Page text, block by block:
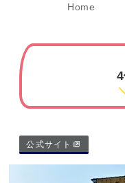
Home
公式サイト